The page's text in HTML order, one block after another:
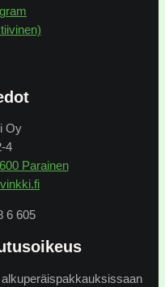
Oy
4
Parainen
6 605